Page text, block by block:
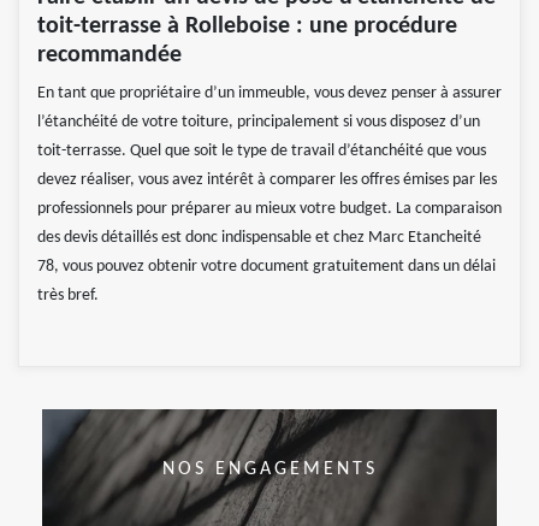
toit-terrasse à Rolleboise : une procédure
recommandée
En tant que propriétaire d’un immeuble, vous devez penser à assurer
l’étanchéité de votre toiture, principalement si vous disposez d’un
toit-terrasse. Quel que soit le type de travail d’étanchéité que vous
devez réaliser, vous avez intérêt à comparer les offres émises par les
professionnels pour préparer au mieux votre budget. La comparaison
des devis détaillés est donc indispensable et chez Marc Etancheité
78, vous pouvez obtenir votre document gratuitement dans un délai
très bref.
NOS ENGAGEMENTS